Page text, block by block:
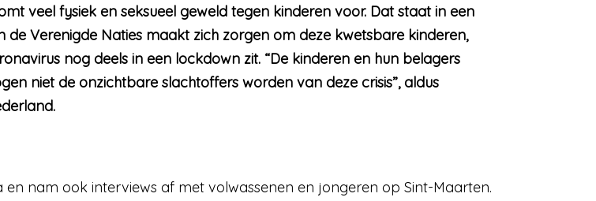
veel fysiek en seksueel geweld tegen kinderen voor. Dat staat in een
de Verenigde Naties maakt zich zorgen om deze kwetsbare kinderen,
nog deels in een lockdown zit. “De kinderen en hun belagers
niet de onzichtbare slachtoffers worden van deze crisis”, aldus
en nam ook interviews af met volwassenen en jongeren op Sint-Maarten.